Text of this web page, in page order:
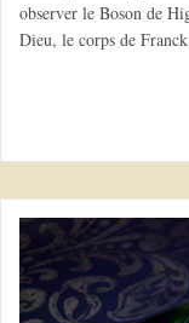
observer le Boson de
Dieu, le corps de